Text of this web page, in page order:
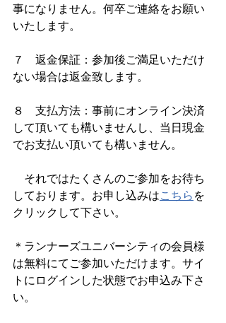
事になりません。何卒ご連絡をお願い
いたします。
７　返金保証：参加後ご満足いただけ
ない場合は返金致します。
８　支払方法：事前にオンライン決済
して頂いても構いませんし、当日現金
でお支払い頂いても構いません。
それではたくさんのご参加をお待ち
しております。お申し込みはこちらを
クリックして下さい。
＊ランナーズユニバーシティの会員様
は無料にてご参加いただけます。サイ
トにログインした状態でお申込み下さ
い。